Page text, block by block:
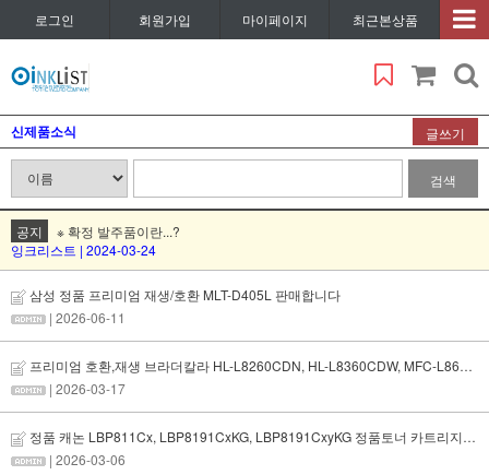
로그인 회원가입 마이페이지 최근본상품
신제품소식 글쓰기
검색
공지
※ 확정 발주품이란...?
잉크리스트 | 2024-03-24
삼성 정품 프리미엄 재생/호환 MLT-D405L 판매합니다
| 2026-06-11
프리미엄 호환,재생 브라더칼라 HL-L8260CDN, HL-L8360CDW, MFC-L8690CDW, MFC-L8900CDW 재생토너 판매합니다
| 2026-03-17
정품 캐논 LBP811Cx, LBP8191CxKG, LBP8191CxyKG 정품토너 카트리지 판매합니다
| 2026-03-06